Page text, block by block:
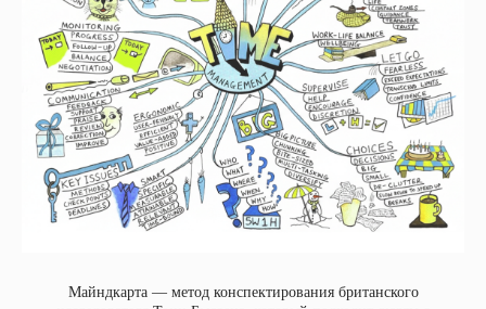
Майндкарта — метод конспектирования британского